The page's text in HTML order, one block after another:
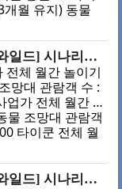
0 = 5,000 (이자
기가 코스터 있
급기 ..
월 유지) 동물
으로 풀어준 동
등급 : 900 (4개
흥분도 : 6.5 (2대
관리를 잘해야하
을 풀어주려면 건
황 돈이 심하게
는 동물의 몸값만
리는 댄스(밥 슬
가 되지 않으므
애니매트리와 배
..
[롤러코스터 타이쿤3 와일드] 시나리오 07 - 곤충 세상
전체 월간 놀이기
망대 관람객 수 :
업가 전체 월간 놀
물 조망대 관람객
타이쿤 전체 월
동물 조망대 관
객 : 700 2. 처음
. 입구가 지하에
[롤러코스터 타이쿤3 와일드] 시나리오 06 - 광산 지대